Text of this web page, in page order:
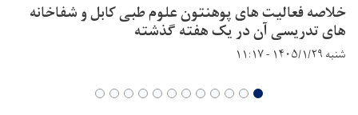
خلاصه فعالیت های پوهنتون علوم طبی کابل و شفاخانه
های تدریسی آن در یک هفته گذشته
شنبه ۱۴۰۵/۱/۲۹ - ۱۱:۱۷